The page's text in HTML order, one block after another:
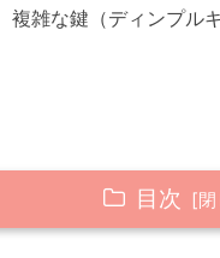
複雑な鍵（ディンプル
目次